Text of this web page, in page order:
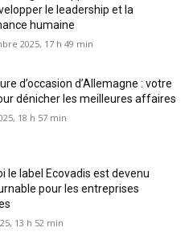
le leadership et la
humaine
2025, 17 h 49 min
d’occasion d’Allemagne : votre
dénicher les meilleures affaires
18 h 57 min
le label Ecovadis est devenu
pour les entreprises
13 h 52 min